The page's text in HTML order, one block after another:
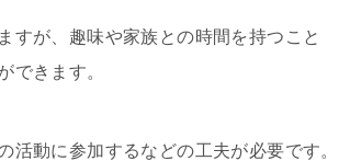
すが、趣味や家族との時間を持つこと
できます。
動に参加するなどの工夫が必要です。